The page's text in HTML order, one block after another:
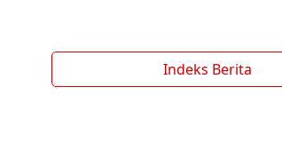
Indeks Berita